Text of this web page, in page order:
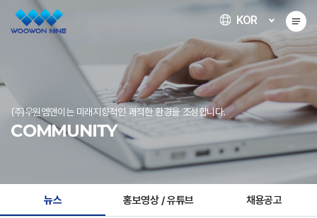
KOR
(주)우원엠앤이는 미래지향적인 쾌적한 환경을 조성합니다.
COMMUNITY
뉴스 홍보영상 / 유튜브 채용공고